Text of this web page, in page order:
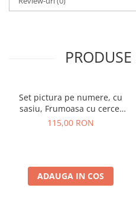
Set pictura pe numere, cu
sasiu, Frumoasa cu cercei
de aur - extra culori
115,00 RON
ADAUGA IN COS